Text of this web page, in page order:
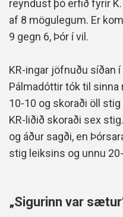
reyndust þó erfið fyrir
af 8 mögulegum. Er
9 gegn 6, Þór í vil.
KR-ingar jöfnuðu síðan
Pálmadóttir tók til sinna
10-10 og skoraði öll
KR-liðið skoraði sex
og áður sagði, en
stig leiksins og unnu
„Sigurinn var